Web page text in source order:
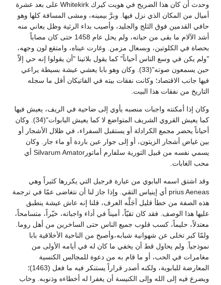
وحدث أن كان هذا الضريح في هويت كيرك Whitekirk على بعد عشرة
أميال من المكان الذي نزل فيها. وبرَّ بيمينه، ومشى المسافة كلها وهو
حافي القدمين فوق الثلج والجليد، وأصيب بداء الرثية وظل يعاني منه
أشد الآلام ما بقى من حياته، ولم يحل عام 1458 حتى كان مصاباً
بحصاة في الكلوتين، وبسعال مزمن. وغارت عيناه، وامتقع لون وجهه،
"ولم يكن في وسع الناس أحياناً" كما يقول بلاتينا "أن يقولوا إنه حي إلاّ
حين يسمعون صوته"(33). وكان وهو بابا يعشي عيشة بسيطة يراعي
فيها جانب الاقتصاد؛ وكانت نفقات بيته في الفاتيكان أقل ما سجله
التاريخ من نفقات هذا البيت.
وكان إذا أمكنته واجبات منصبه يأوي إلى ضاحية في الريف، يعيش فيها
كما يعيش القروي الشريف المتواضع لا كما يعيش البابوات"(34). وكان
أحياناً يحضر مجمع الكرادلة أو يستقبل السفراء، في ظلال الأشجار أو
بين غياض أشجار الزيتون، أو إلى جوار عين باردة أو ماء جار. وكان
يسمي نفسه من قبيل التورية سلفارم أماتورSilvarum Amator أي
محب الغابات.
وقد اشتق اسمه البابوي من عبارة فرجيل التي يكررها كثيراً وهي
prius Aeneas أي إينياس التقي. وإذا جاز لنا أن نتغاضى عمّا في ترجمة
هذه الصفة من خطأ قليل أجَلَّه العرف، قلنا إنه عاش عيشة ينطبق
عليها هذا الوصف. فقد كان تقيّاً، أميناً في أداء واجباته، خيّراً، متسامحاً،
معتدلاً، حليماً، كسب قلوب جميع الناس حتى الساخرين من أهل روما.
ولمّا كبر تخلى عن شهوانية شبابه،وأصبح من الناحية الأخلاقية بابا
نموذجياً. ولم يحاول قط أن يخفي ما كان له في أيامه الأولى من
مغامرات في الحب، أو ما قام به من دعوة للمجالس الكنسية
المعارضة للبابوية، ولكنه أصدر قراراً يستنكر فيه ما فعل (1463)؛
ويضرع فيه إلى الله وإلى الكنيسة أن يغفرا له أخطاءه وذنوبه. وخاب